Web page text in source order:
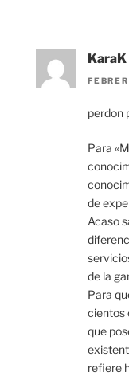
KaraK
perdon
Para
de
Acaso
de la
Para
cientos
que
refiere